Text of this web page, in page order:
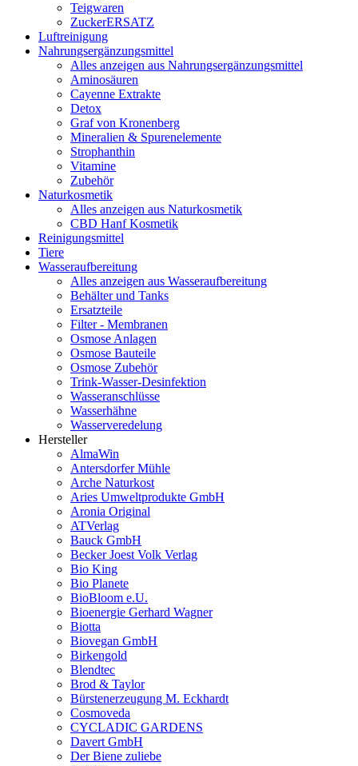
Teigwaren
ZuckerERSATZ
Luftreinigung
Nahrungsergänzungsmittel
Alles anzeigen aus Nahrungsergänzungsmittel
Aminosäuren
Cayenne Extrakte
Detox
Graf von Kronenberg
Mineralien & Spurenelemente
Strophanthin
Vitamine
Zubehör
Naturkosmetik
Alles anzeigen aus Naturkosmetik
CBD Hanf Kosmetik
Reinigungsmittel
Tiere
Wasseraufbereitung
Alles anzeigen aus Wasseraufbereitung
Behälter und Tanks
Ersatzteile
Filter - Membranen
Osmose Anlagen
Osmose Bauteile
Osmose Zubehör
Trink-Wasser-Desinfektion
Wasseranschlüsse
Wasserhähne
Wasserveredelung
Hersteller
AlmaWin
Antersdorfer Mühle
Arche Naturkost
Aries Umweltprodukte GmbH
Aronia Original
ATVerlag
Bauck GmbH
Becker Joest Volk Verlag
Bio King
Bio Planete
BioBloom e.U.
Bioenergie Gerhard Wagner
Biotta
Biovegan GmbH
Birkengold
Blendtec
Brod & Taylor
Bürstenerzeugung M. Eckhardt
Cosmoveda
CYCLADIC GARDENS
Davert GmbH
Der Biene zuliebe